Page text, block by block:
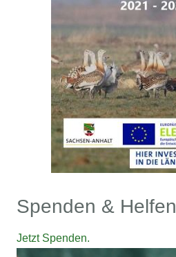
Spenden & Helfen
Jetzt Spenden.